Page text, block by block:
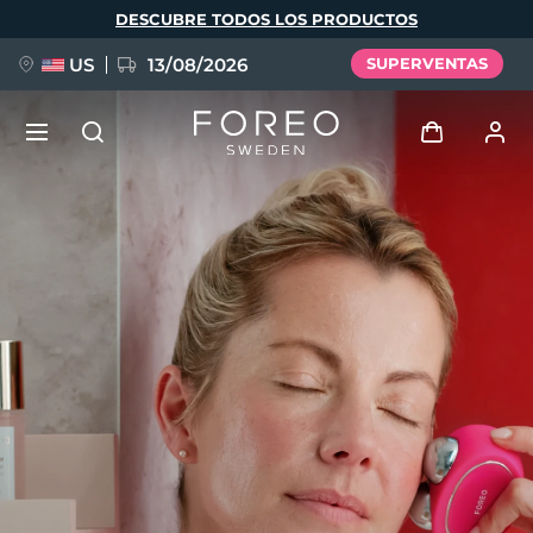
DESCUBRE TODOS LOS PRODUCTOS
US 13/08/2026 SUPERVENTAS
Iniciar sesión
Perfil de usuario
Mis dispositivos
Mis pedidos
Mis direcciones
Mis suscripciones
FAQ™ Pure Beauty-Tech Elixir
BREAKING NEWS
issa™ Teeth Whitening Set
Deutsch
Español
Italiano
Português
Svenska
Русский
简体中文 繁體中文